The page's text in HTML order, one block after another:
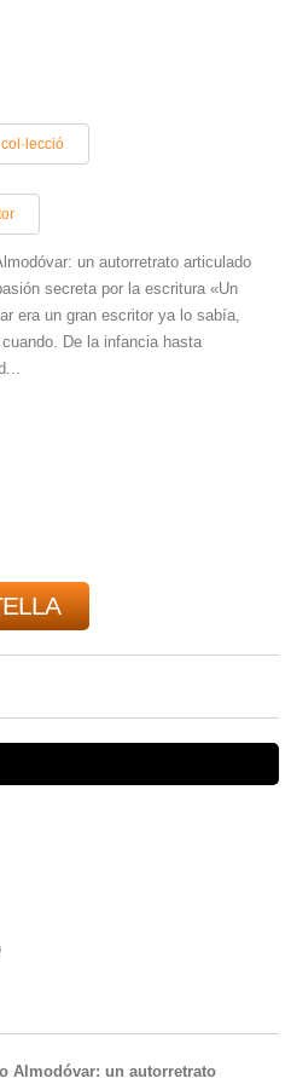
un autorretrato articulado
secreta por la escritura «Un
era un gran escritor ya lo sabía,
De la infancia hasta
Almodóvar: un autorretrato